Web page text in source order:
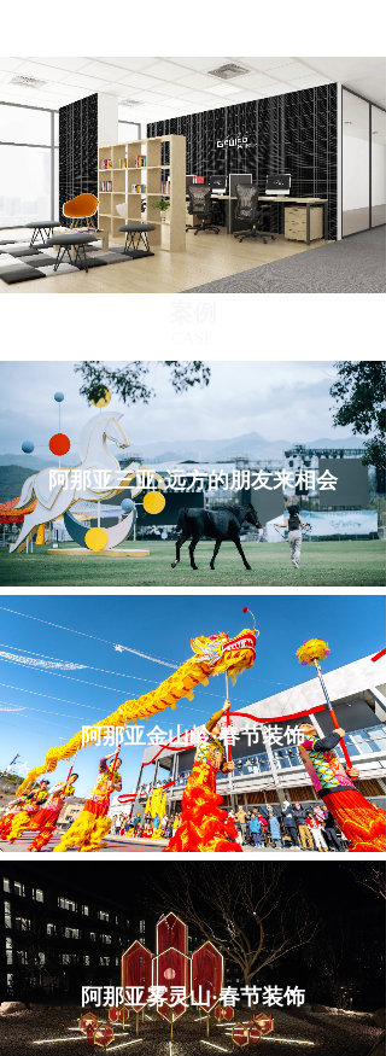
阿那亚三亚·远方的朋友来相会
阿那亚金山岭·春节装饰
阿那亚雾灵山·春节装饰